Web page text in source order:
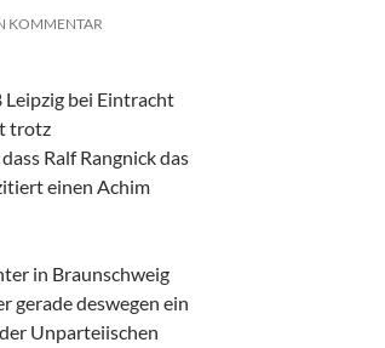
KOMMENTAR
bei Eintracht
trotz
Ralf Rangnick das
einen Achim
in Braunschweig
gerade deswegen ein
Unparteiischen